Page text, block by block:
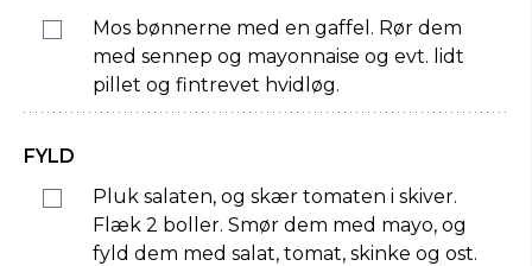
Mos bønnerne med en gaffel. Rør dem
med sennep og mayonnaise og evt. lidt
pillet og fintrevet hvidløg.
FYLD
Pluk salaten, og skær tomaten i skiver.
Flæk 2 boller. Smør dem med mayo, og
fyld dem med salat, tomat, skinke og ost.